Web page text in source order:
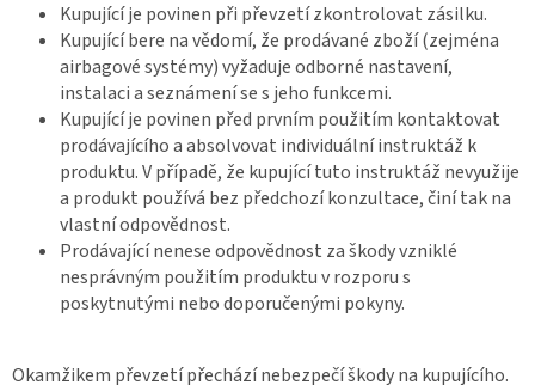
Kupující je povinen při převzetí zkontrolovat zásilku.
Kupující bere na vědomí, že prodávané zboží (zejména
airbagové systémy) vyžaduje odborné nastavení,
instalaci a seznámení se s jeho funkcemi.
Kupující je povinen před prvním použitím kontaktovat
prodávajícího a absolvovat individuální instruktáž k
produktu. V případě, že kupující tuto instruktáž nevyužije
a produkt používá bez předchozí konzultace, činí tak na
vlastní odpovědnost.
Prodávající nenese odpovědnost za škody vzniklé
nesprávným použitím produktu v rozporu s
poskytnutými nebo doporučenými pokyny.
Okamžikem převzetí přechází nebezpečí škody na kupujícího.